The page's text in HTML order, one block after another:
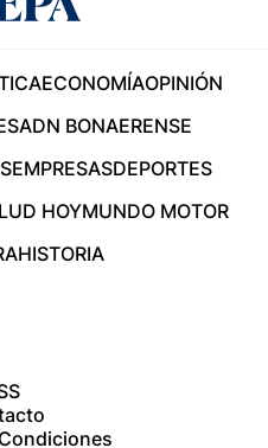
ECONOMÍAOPINIÓN
ADN BONAERENSE
EMPRESASDEPORTES
HOYMUNDO MOTOR
HISTORIA